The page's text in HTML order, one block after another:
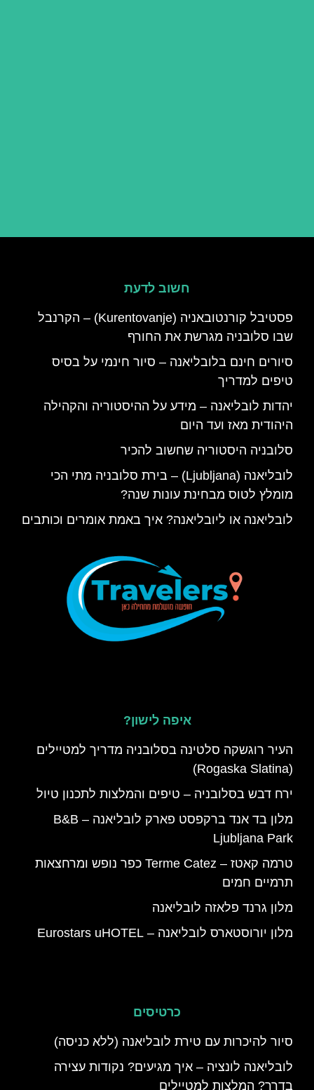
חשוב לדעת
פסטיבל קורנטובאניה (Kurentovanje) – הקרנבל
שבו סלובניה מגרשת את החורף
סיורים חינם בלובליאנה – סיור חינמי על בסיס
טיפים למדריך
יהדות לובליאנה – מידע על ההיסטוריה והקהילה
היהודית מאז ועד היום
סלובניה היסטוריה שחשוב להכיר
לובליאנה (Ljubljana) – בירת סלובניה מתי הכי
מומלץ לטוס מבחינת עונות שנה?
לובליאנה או ליובליאנה? איך באמת אומרים וכותבים
איפה לישון?
העיר רוגשקה סלטינה בסלובניה מדריך למטיילים
(Rogaska Slatina)
ירח דבש בסלובניה – טיפים והמלצות לתכנון טיול
מלון בד אנד ברקפסט פארק לובליאנה – B&B
Ljubljana Park
טרמה קאטז – Terme Catez כפר נופש ומרחצאות
תרמיים חמים
מלון גרנד פלאזה לובליאנה
מלון יורוסטארס לובליאנה – Eurostars uHOTEL
כרטיסים
סיור להיכרות עם טירת לובליאנה (ללא כניסה)
לובליאנה לונציה – איך מגיעים? נקודות עצירה
בדרך? המלצות למטיילים